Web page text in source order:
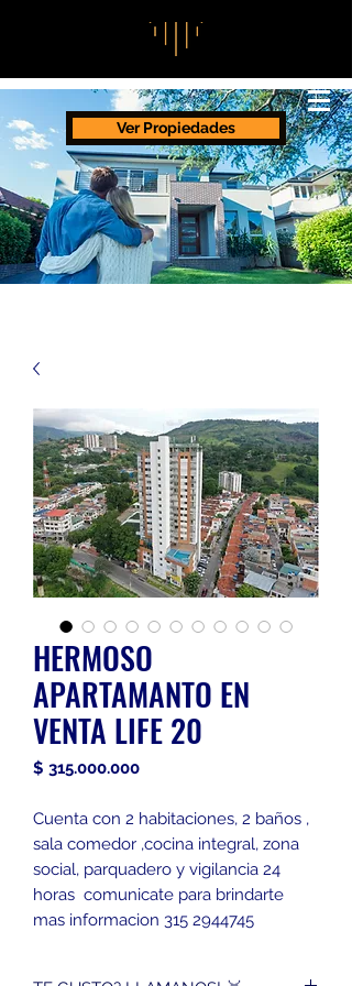
Ver Propiedades
HERMOSO
APARTAMANTO EN
VENTA LIFE 20
$ 315.000.000Precio
Cuenta con 2 habitaciones, 2 baños ,
sala comedor ,cocina integral, zona
social, parquadero y vigilancia 24
horas comunicate para brindarte
mas informacion 315 2944745